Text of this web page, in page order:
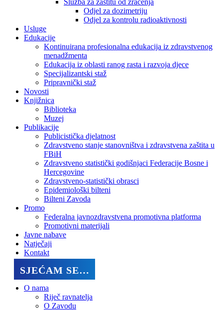
Služba za zaštitu od zračenja
Odjel za dozimetriju
Odjel za kontrolu radioaktivnosti
Usluge
Edukacije
Kontinuirana profesionalna edukacija iz zdravstvenog
menadžmenta
Edukacija iz oblasti ranog rasta i razvoja djece
Specijalizantski staž
Pripravnički staž
Novosti
Knjižnica
Biblioteka
Muzej
Publikacije
Publicistička djelatnost
Zdravstveno stanje stanovništva i zdravstvena zaštita u
FBiH
Zdravstveno statistički godišnjaci Federacije Bosne i
Hercegovine
Zdravstveno-statistički obrasci
Epidemiološki bilteni
Bilteni Zavoda
Promo
Federalna javnozdravstvena promotivna platforma
Promotivni materijali
Javne nabave
Natječaji
Kontakt
SJEĆAM SE…
O nama
Riječ ravnatelja
O Zavodu